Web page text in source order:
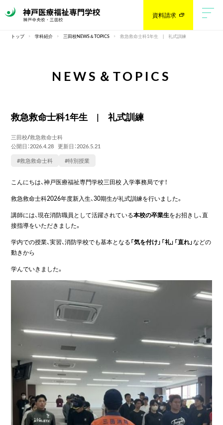
資料請求
トップ 学科紹介 三田校NEWS＆TOPICS 救急救命士科1年生 | 礼式訓練
NEWS＆TOPICS
救急救命士科1年生 | 礼式訓練
三田校/救急救命士科
公開日：2026.4.28 更新日：2026.5.21
#救急救命士科
#特別授業
こんにちは、神戸医療福祉専門学校三田校 入学事務局です！
救急救命士科2026年度新入生、30期生が礼式訓練を行いました。
講師には、現在消防職員として活躍されている本校の卒業生をお招きし、直
接指導をいただきました。
学内での授業、実習、消防学校でも基本となる「気を付け」「礼」「直れ」などの
動きから
学んでいきました。